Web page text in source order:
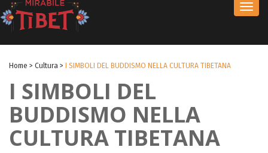
Home > Cultura > I SIMBOLI DEL BUDDISMO NELLA CULTURA TIBETANA
I SIMBOLI DEL
BUDDISMO NELLA
CULTURA TIBETANA